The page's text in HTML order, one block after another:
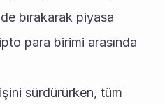
bırakarak piyasa
para birimi arasında
sürdürürken, tüm